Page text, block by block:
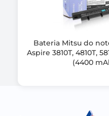
Zawiera baterię /
Informacje
Bateria Mitsu do
Aspire 3810T, 4810T,
(4400